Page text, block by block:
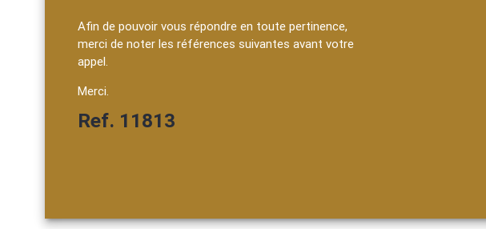
Afin de pouvoir vous répondre en toute pertinence,
merci de noter les références suivantes avant votre
appel.
Merci.
Ref. 11813